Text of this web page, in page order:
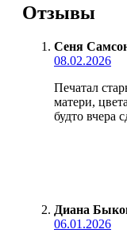
Отзывы
Сеня
08.02.2026
Печатал
матери,
будто вчера
Диана
06.01.2026